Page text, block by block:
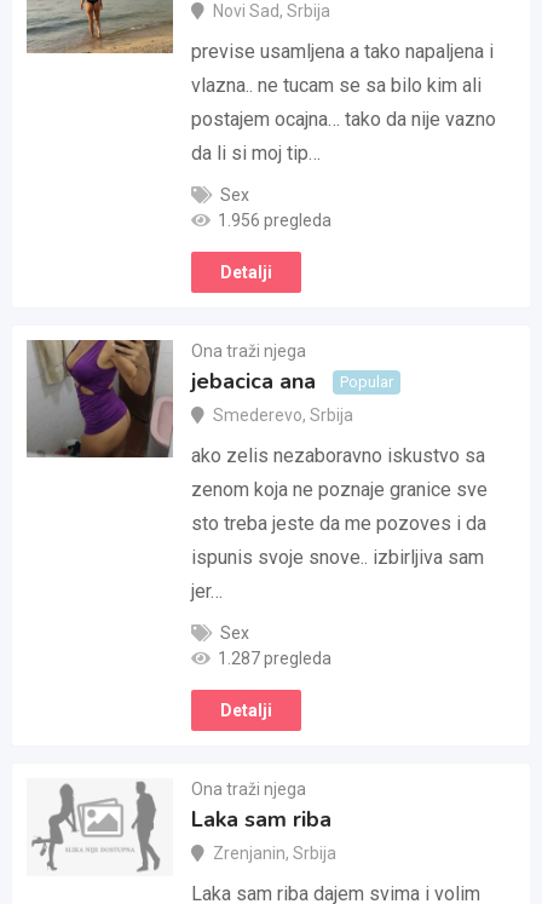
Novi Sad, Srbija
previse usamljena a tako napaljena i
vlazna.. ne tucam se sa bilo kim ali
postajem ocajna… tako da nije vazno
da li si moj tip…
Sex
1.956 pregleda
Detalji
Ona traži njega
jebacica ana Popular
Smederevo, Srbija
ako zelis nezaboravno iskustvo sa
zenom koja ne poznaje granice sve
sto treba jeste da me pozoves i da
ispunis svoje snove.. izbirljiva sam
jer…
Sex
1.287 pregleda
Detalji
Ona traži njega
Laka sam riba
Zrenjanin, Srbija
Laka sam riba dajem svima i volim